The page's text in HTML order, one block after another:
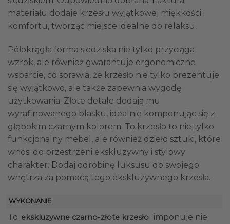
materiału dodaje krzesłu wyjątkowej miękkości i
komfortu, tworząc miejsce idealne do relaksu.
Półokrągła forma siedziska nie tylko przyciąga
wzrok, ale również gwarantuje ergonomiczne
wsparcie, co sprawia, że krzesło nie tylko prezentuje
się wyjątkowo, ale także zapewnia wygodę
użytkowania. Złote detale dodają mu
wyrafinowanego blasku, idealnie komponując się z
głębokim czarnym kolorem. To krzesło to nie tylko
funkcjonalny mebel, ale również dzieło sztuki, które
wnosi do przestrzeni ekskluzywny i stylowy
charakter. Dodaj odrobinę luksusu do swojego
wnętrza za pomocą tego ekskluzywnego krzesła.
WYKONANIE
To ekskluzywne czarno-złote krzesło imponuje nie